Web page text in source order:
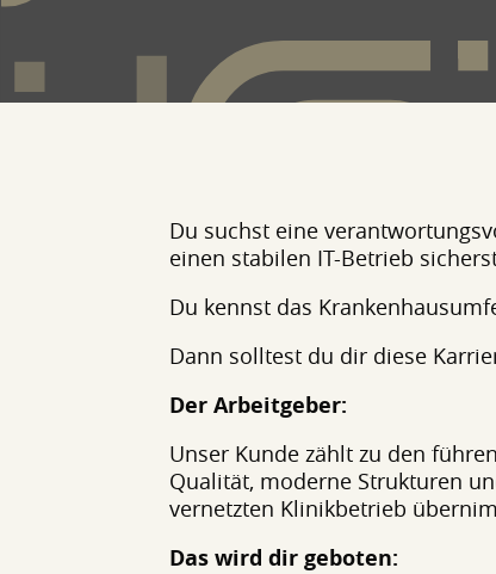
Du suchst eine
einen stabilen IT-Betrieb
Du kennst das
Dann solltest du dir diese
Der Arbeitgeber:
Unser Kunde zählt zu den
Qualität, moderne Strukturen
vernetzten Klinikbetrieb
Das wird dir geboten: